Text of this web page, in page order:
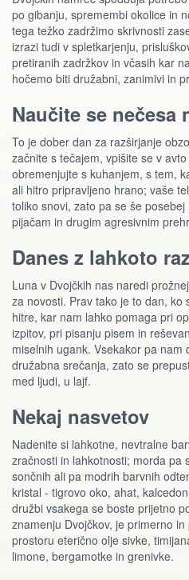
po gibanju, spremembi okolice in
tega težko zadržimo skrivnosti
izrazi tudi v spletkarjenju,
pretiranih zadržkov in včasih kar
hočemo biti družabni, zanimivi in
Naučite se nečesa
To je dober dan za razširjanje
začnite s tečajem, vpišite se v
obremenjujte s kuhanjem, s tem,
ali hitro pripravljeno hrano; vaše
toliko snovi, zato pa se še
pijačam in drugim agresivnim
Danes z lahkoto
Luna v Dvojčkih nas naredi
za novosti. Prav tako je to dan, ko
hitre, kar nam lahko pomaga pri
izpitov, pri pisanju pisem in
miselnih ugank. Vsekakor pa nam
družabna srečanja, zato se
med ljudi, u lajf.
Nekaj nasvetov
Nadenite si lahkotne, nevtralne
zračnosti in lahkotnosti; morda pa
sončnih ali pa modrih barvnih
kristal - tigrovo oko, ahat,
družbi vsakega se boste prijetno
znamenju Dvojčkov, je primerno
prostoru eterično olje sivke,
limone, bergamotke in grenivke.